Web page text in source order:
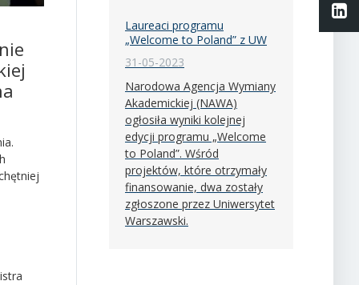
Laureaci programu
„Welcome to Poland” z UW
31-05-2023
Narodowa Agencja Wymiany
Akademickiej (NAWA)
ogłosiła wyniki kolejnej
edycji programu „Welcome
to Poland”. Wśród
projektów, które otrzymały
finansowanie, dwa zostały
zgłoszone przez Uniwersytet
Warszawski.